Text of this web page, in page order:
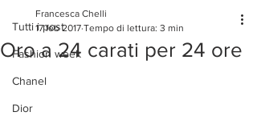
Tutti i post
Fashion week
Chanel
Dior
Oro a 24 carati per 24 ore
Francesca Chelli
17 feb 2017 Tempo di lettura: 3 min